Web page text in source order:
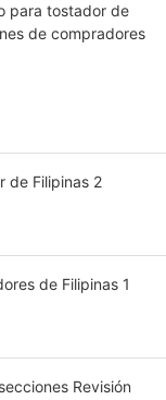
para tostador de
de compradores
de Filipinas 2
de Filipinas 1
Revisión